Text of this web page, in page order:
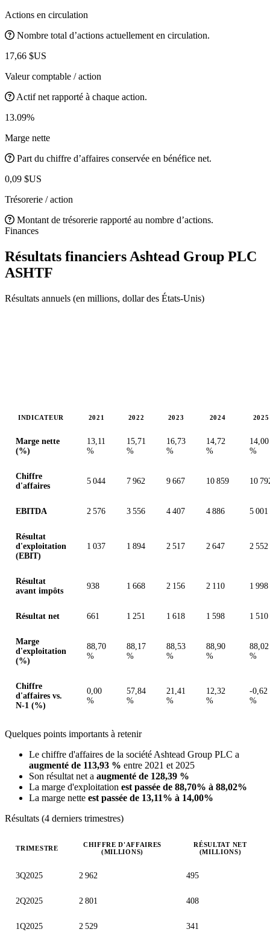
Actions en circulation
Nombre total d’actions actuellement en circulation.
17,66 $US
Valeur comptable / action
Actif net rapporté à chaque action.
13.09%
Marge nette
Part du chiffre d’affaires conservée en bénéfice net.
0,09 $US
Trésorerie / action
Montant de trésorerie rapporté au nombre d’actions.
Finances
Résultats financiers Ashtead Group PLC
ASHTF
Résultats annuels (en millions, dollar des États-Unis)
INDICATEUR 2021 2022 2023 2024 2025
Marge nette
(%)
13,11
%
15,71
%
16,73
%
14,72
%
14,00
%
Chiffre
d'affaires
5 044 7 962 9 667 10 859 10
EBITDA 2 576 3 556 4 407 4 886 5 001
Résultat
d'exploitation
(EBIT)
1 037 1 894 2 517 2 647 2 552
Résultat
avant impôts
938 1 668 2 156 2 110 1 998
Résultat net 661 1 251 1 618 1 598 1 510
Marge
d'exploitation
(%)
88,70
%
88,17
%
88,53
%
88,90
%
88,02
%
Chiffre
d'affaires vs.
N-1 (%)
0,00
%
57,84
%
21,41
%
12,32
%
-0,62
%
Quelques points importants à retenir
Le chiffre d'affaires de la société Ashtead Group PLC a
augmenté de 113,93 % entre 2021 et 2025
Son résultat net a augmenté de 128,39 %
La marge d'exploitation est passée de 88,70% à 88,02%
La marge nette est passée de 13,11% à 14,00%
Résultats (4 derniers trimestres)
TRIMESTRE
CHIFFRE D'AFFAIRES
(MILLIONS)
RÉSULTAT NET
(MILLIONS)
3Q2025 2 962 495
2Q2025 2 801 408
1Q2025 2 529 341